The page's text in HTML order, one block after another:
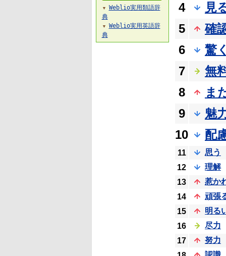
4
見
5
確
6
驚
7
無
8
ま
9
魅
10
配
11
思う
12
理解
13
惹か
14
頑張
15
明る
16
尽力
17
努力
▼
Weblio実用類語辞
典
▼
Weblio実用英語辞
典